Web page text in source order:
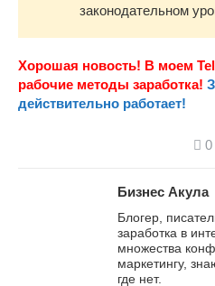
законодательном
Хорошая новость! В моем
рабочие методы заработка!
действительно работает!
0
Бизнес Акула
Блогер,
заработка в
множества
маркетингу,
где нет.